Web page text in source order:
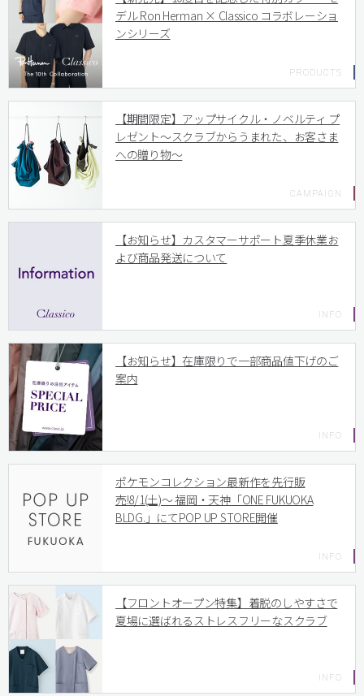
デル Ron Herman × Classico コラボレーショ
ンシリーズ
【期間限定】アップサイクル・ノベルティ プ
レゼント〜スクラブからうまれた、お客さま
への贈り物〜
【お知らせ】カスタマーサポート夏季休業お
よび商品発送について
【お知らせ】在庫限りで一部商品値下げのご
案内
ポケモンコレクション最新作を先行販
売!8/1(土)〜 福岡・天神「ONE FUKUOKA
BLDG.」にてPOP UP STORE開催
【フロントオープン特集】着脱のしやすさで
夏場に選ばれるストレスフリーなスクラブ